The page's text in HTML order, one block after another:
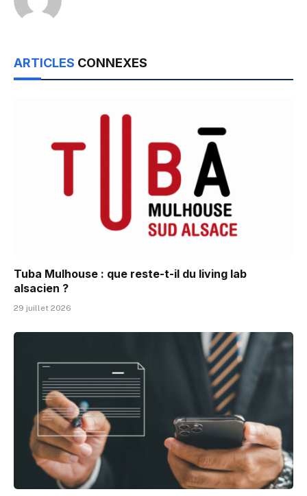
ARTICLES CONNEXES
Tuba Mulhouse : que reste-t-il du living lab
alsacien ?
29 juillet 2026